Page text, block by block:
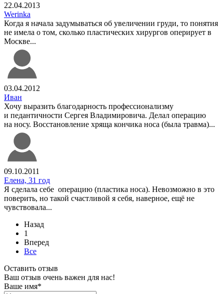
22.04.2013
Werinka
Когда я начала задумываться об увеличении груди, то понятия
не имела о том, сколько пластических хирургов оперирует в
Москве...
03.04.2012
Иван
Хочу выразить благодарность профессионализму
и педантичности Сергея Владимировича. Делал операцию
на носу. Восстановление хряща кончика носа (была травма)...
09.10.2011
Елена, 31 год
Я сделала себе операцию (пластика носа). Невозможно в это
поверить, но такой счастливой я себя, наверное, ещё не
чувствовала...
Назад
1
Вперед
Все
Оставить отзыв
Ваш отзыв очень важен для нас!
Ваше имя*